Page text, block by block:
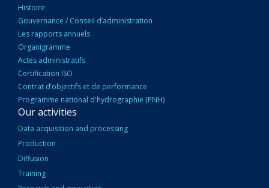
Histoire
Gouvernance / Conseil d’administration
Les rapports annuels
Organigramme
Actes administratifs
Certification ISO
Contrat d’objectifs et de performance
Programme national d'hydrographie (PNH)
Our activities
Data acquisition and processing
Production
Diffusion
Training